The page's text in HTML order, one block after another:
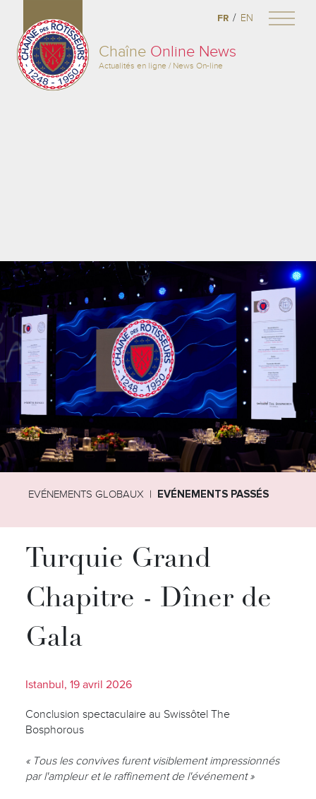
Chaîne Online News
Actualités en ligne / News On-line
FR / EN
EVÉNEMENTS GLOBAUX EVÉNEMENTS PASSÉS
Turquie Grand
Chapitre - Dîner de
Gala
Istanbul, 19 avril 2026
Conclusion spectaculaire au Swissôtel The
Bosphorous
« Tous les convives furent visiblement impressionnés
par l'ampleur et le raffinement de l'événement »